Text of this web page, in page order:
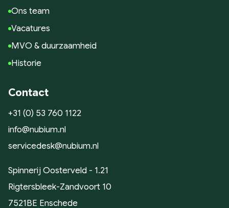
Huisstijl ontwerp
Website ontwerp
App ontwerp
Campagne design
Presteren
SEO & GEO
Ons team
Vacatures
MVO & duurzaamheid
Historie
Contact
+31 (0) 53 760 1122
info@nubium.nl
servicedesk@nubium.nl
Spinnerij Oosterveld - 1.21
Rigtersbleek-Zandvoort 10
7521BE Enschede